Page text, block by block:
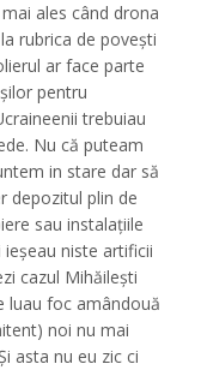
ales când drona
rubrica de povești
ar face parte
pentru
trebuiau
Nu că puteam
in stare dar să
depozitul plin de
sau instalațiile
ieșeau niste artificii
cazul Mihăilești
luau foc amândouă
noi nu mai
asta nu eu zic ci